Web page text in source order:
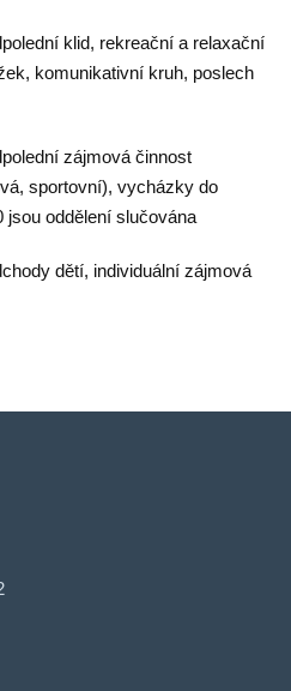
klid, rekreační a relaxační
komunikativní kruh, poslech
zájmová činnost
sportovní), vycházky do
jsou oddělení slučována
individuální zájmová